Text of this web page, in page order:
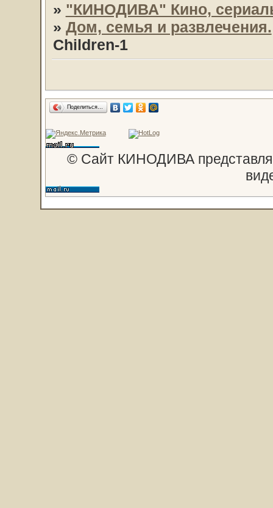
» "КИНОДИВА" Кино,
» Дом, семья и развлечения.
Children-1
Поделиться…
© Сайт КИНОДИВА